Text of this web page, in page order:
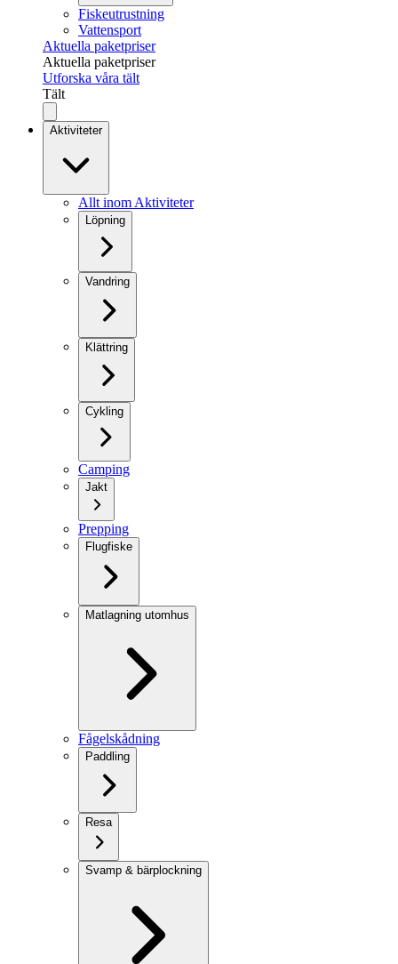
Fiskeutrustning
Vattensport
Aktuella paketpriser
Aktuella paketpriser
Utforska våra tält
Tält
Aktiviteter
Allt inom Aktiviteter
Löpning
Vandring
Klättring
Cykling
Camping
Jakt
Prepping
Flugfiske
Matlagning utomhus
Fågelskådning
Paddling
Resa
Svamp & bärplockning